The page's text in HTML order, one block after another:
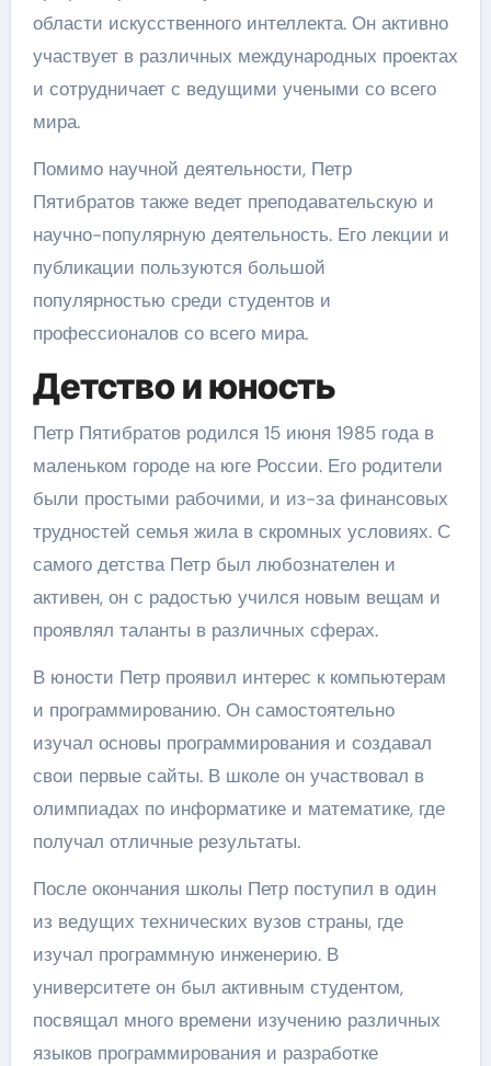
области искусственного интеллекта. Он активно
участвует в различных международных проектах
и сотрудничает с ведущими учеными со всего
мира.
Помимо научной деятельности, Петр
Пятибратов также ведет преподавательскую и
научно-популярную деятельность. Его лекции и
публикации пользуются большой
популярностью среди студентов и
профессионалов со всего мира.
Детство и юность
Петр Пятибратов родился 15 июня 1985 года в
маленьком городе на юге России. Его родители
были простыми рабочими, и из-за финансовых
трудностей семья жила в скромных условиях. С
самого детства Петр был любознателен и
активен, он с радостью учился новым вещам и
проявлял таланты в различных сферах.
В юности Петр проявил интерес к компьютерам
и программированию. Он самостоятельно
изучал основы программирования и создавал
свои первые сайты. В школе он участвовал в
олимпиадах по информатике и математике, где
получал отличные результаты.
После окончания школы Петр поступил в один
из ведущих технических вузов страны, где
изучал программную инженерию. В
университете он был активным студентом,
посвящал много времени изучению различных
языков программирования и разработке